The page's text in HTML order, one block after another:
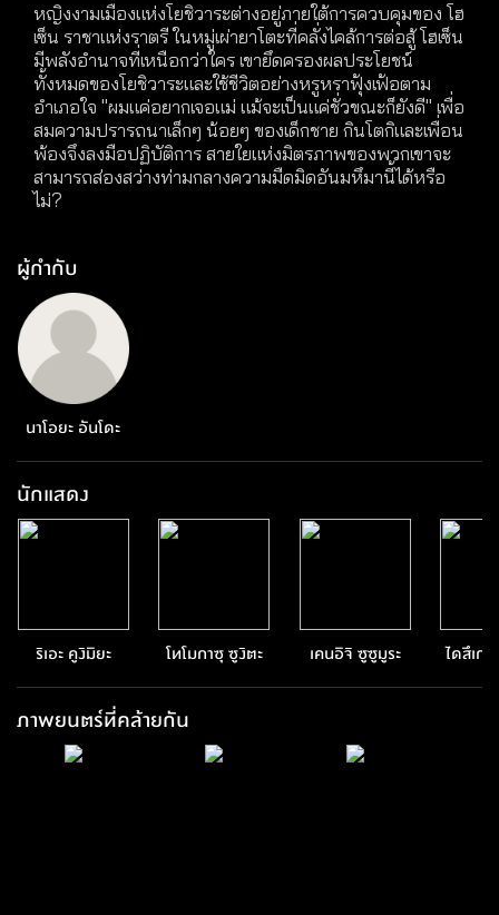
หญิงงามเมืองแห่งโยชิวาระต่างอยู่ภายใต้การควบคุมของ โฮ
เซ็น ราชาแห่งราตรี ในหมู่เผ่ายาโตะที่คลั่งไคล้การต่อสู้ โฮเซ็น
มีพลังอำนาจที่เหนือกว่าใคร เขายึดครองผลประโยชน์
ทั้งหมดของโยชิวาระและใช้ชีวิตอย่างหรูหราฟุ้งเฟ้อตาม
อำเภอใจ "ผมแค่อยากเจอแม่ แม้จะเป็นแค่ชั่วขณะก็ยังดี" เพื่อ
สมความปรารถนาเล็กๆ น้อยๆ ของเด็กชาย กินโตกิและเพื่อน
พ้องจึงลงมือปฏิบัติการ สายใยแห่งมิตรภาพของพวกเขาจะ
สามารถส่องสว่างท่ามกลางความมืดมิดอันมหึมานี้ได้หรือ
ไม่?
ผู้กำกับ
นาโอยะ อันโดะ
นักแสดง
ริเอะ คูงิมิยะ โทโมกาซุ ซูงิตะ เคนอิจิ ซูซูมูระ ไดสึเกะ
ภาพยนตร์ที่คล้ายกัน